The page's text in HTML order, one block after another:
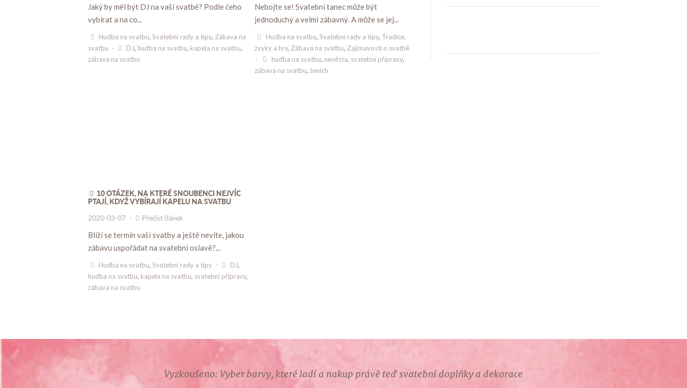
Jaký by měl být DJ na vaší svatbě? Podle čeho
vybírat a na co...
Hudba na svatbu,Svatební rady a tipy, Zábava na
svatbu - DJ, hudba na svatbu, kapela na svatbu,
zábava na svatbu
Nebojte se! Svatební tanec může být
jednoduchý a velmi zábavný. A může se jej...
Hudba na svatbu, Svatební rady a tipy, Tradice,
zvyky a hry, Zábava na svatbu, Zajímavosti o svatbě
-
hudba na svatbu, nevěsta, svatební přípravy,
zábava na svatbu,ženich
10 OTÁZEK, NA KTERÉ SNOUBENCI NEJVÍC
PTAJÍ, KDYŽ VYBÍRAJÍ KAPELU NA SVATBU
2020-03-07 - Přečíst článek
Blíží se termín vaší svatby a ještě nevíte, jakou
zábavu uspořádat na svatební oslavě?...
Hudba na svatbu,Svatební rady a tipy - DJ,
hudba na svatbu, kapela na svatbu, svatební přípravy,
zábava na svatbu
Vyzkoušeno: Vyber barvy, které ladí a nakup právě teď svatební doplňky a dekorace